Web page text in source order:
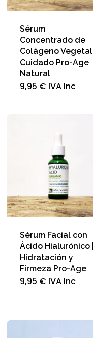
Sérum
Concentrado de
Colágeno Vegetal |
Cuidado Pro-Age
Natural
9,95 € IVA Inc
Sérum Facial con
Ácido Hialurónico |
Hidratación y
Firmeza Pro-Age
9,95 € IVA Inc